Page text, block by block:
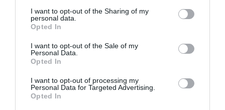
I want to opt-out of the Sharing of my
personal data.
Opted In
I want to opt-out of the Sale of my
Personal Data.
Opted In
I want to opt-out of processing my
Personal Data for Targeted Advertising.
Opted In
Uno de los momentos más destacados de la jornada
junto a la iglesia, donde se celebrará una experiencia
gastronómica al aire libre. Los asistentes podrán
degustar cuatro tapas elaboradas por el Restaurante
La Carrasca, maridadas con una selección de cuatro